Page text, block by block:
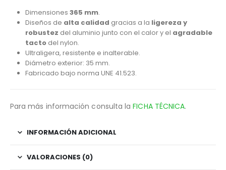
Dimensiones 365 mm.
Diseños de alta calidad gracias a la ligereza y
robustez del aluminio junto con el calor y el agradable
tactodel nylon.
Ultraligera, resistente e inalterable.
Diámetro exterior: 35 mm.
Fabricado bajo norma UNE 41.523.
Para más información consulta laFICHA TÉCNICA.
INFORMACIÓN ADICIONAL
VALORACIONES (0)